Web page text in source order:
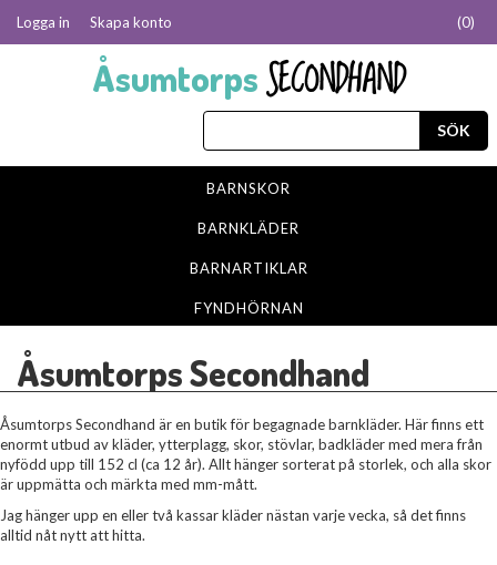
Logga in Skapa konto (0)
ÅsumtorpsSECONDHAND
BARNSKOR
BARNKLÄDER
BARNARTIKLAR
FYNDHÖRNAN
Åsumtorps Secondhand
Åsumtorps Secondhand är en butik för begagnade barnkläder. Här finns ett
enormt utbud av kläder, ytterplagg, skor, stövlar, badkläder med mera från
nyfödd upp till 152 cl (ca 12 år). Allt hänger sorterat på storlek, och alla skor
är uppmätta och märkta med mm-mått.
Jag hänger upp en eller två kassar kläder nästan varje vecka, så det finns
alltid nåt nytt att hitta.